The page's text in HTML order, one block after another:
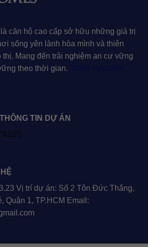
căn hộ cao cấp sở hữu những giá trị
sống yên lành hòa mình và thiên
Mang đến trải nghiệm an cư vững
theo thời gian.
TIN DỰ ÁN
Vị trí dự án: Số 2 Tôn Đức Thắng,
Quận 1, TP.HCM Email: